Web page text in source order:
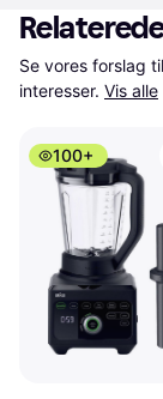
Se vores forslag
interesser. Vis alle
100+